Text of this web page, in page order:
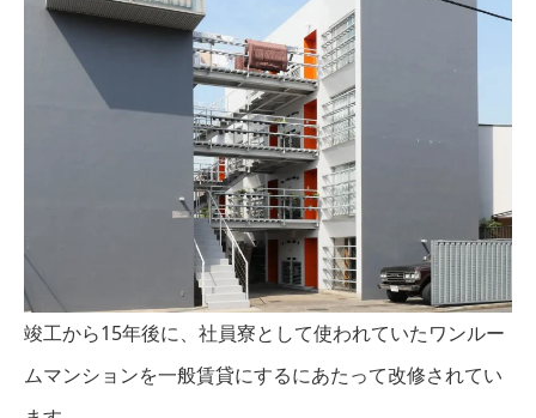
竣工から15年後に、社員寮として使われていたワンルー
ムマンションを一般賃貸にするにあたって改修されてい